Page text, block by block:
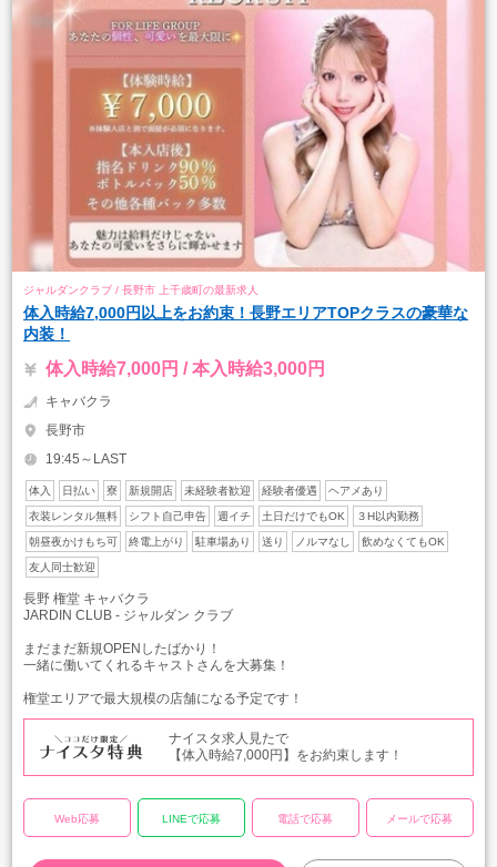
ジャルダンクラブ / 長野市 上千歳町の最新求人
体入時給7,000円以上をお約束！長野エリアTOPクラスの豪華な
内装！
体入時給7,000円 / 本入時給3,000円
キャバクラ
長野市
19:45～LAST
体入 日払い 寮 新規開店 未経験者歓迎 経験者優遇 ヘアメあり
衣装レンタル無料 シフト自己申告 週イチ 土日だけでもOK ３H以内勤務
朝昼夜かけもち可 終電上がり 駐車場あり 送り ノルマなし 飲めなくてもOK
友人同士歓迎
長野 権堂 キャバクラ
JARDIN CLUB - ジャルダン クラブ
まだまだ新規OPENしたばかり！
一緒に働いてくれるキャストさんを大募集！
権堂エリアで最大規模の店舗になる予定です！
ナイスタ求人見たで
【体入時給7,000円】をお約束します！
Web応募 LINEで応募 電話で応募 メールで応募